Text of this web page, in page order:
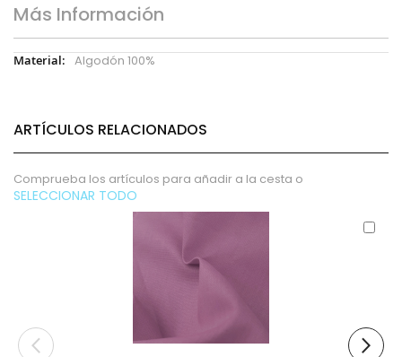
Más Información
Más
Algodón 100%
ARTÍCULOS RELACIONADOS
Comprueba los artículos para añadir a la cesta o
SELECCIONAR TODO